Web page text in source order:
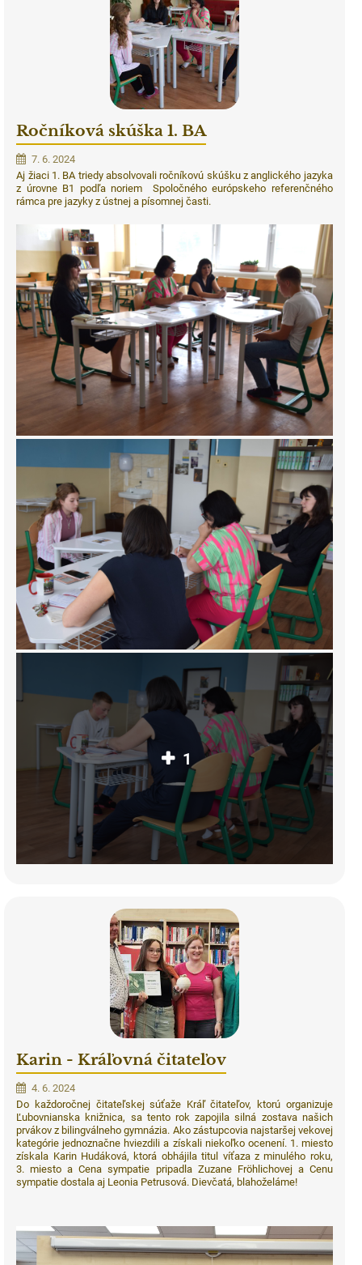
Ročníková skúška 1. BA
7. 6. 2024
Aj žiaci 1. BA triedy absolvovali ročníkovú skúšku z anglického jazyka
z úrovne B1 podľa noriem Spoločného európskeho referenčného
rámca pre jazyky z ústnej a písomnej časti.
1
Karin - Kráľovná čitateľov
4. 6. 2024
Do každoročnej čitateľskej súťaže Kráľ čitateľov, ktorú organizuje
Ľubovnianska knižnica, sa tento rok zapojila silná zostava našich
prvákov z bilingválneho gymnázia. Ako zástupcovia najstaršej vekovej
kategórie jednoznačne hviezdili a získali niekoľko ocenení. 1. miesto
získala Karin Hudáková, ktorá obhájila titul víťaza z minulého roku,
3. miesto a Cena sympatie pripadla Zuzane Fröhlichoveja Cenu
sympatie dostala aj Leonia Petrusová. Dievčatá, blahoželáme!